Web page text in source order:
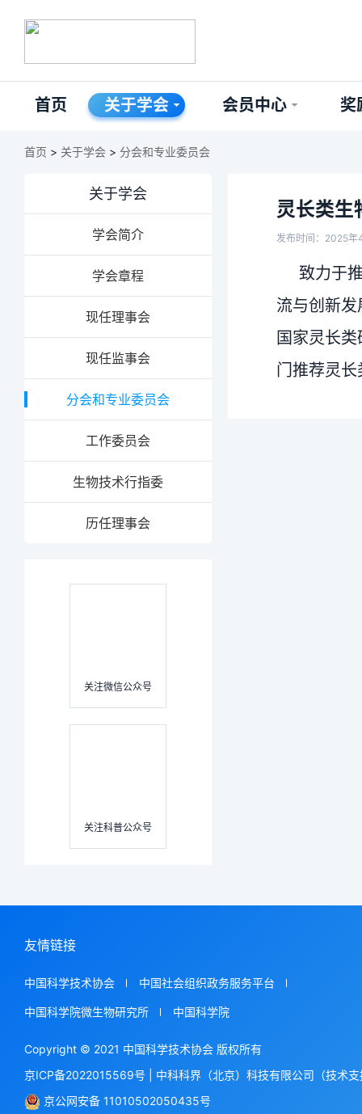
首页 关于学会 会员中心 奖
首页 > 关于学会 > 分会和专业委员会
关于学会
学会简介
学会章程
现任理事会
现任监事会
分会和专业委员会
工作委员会
生物技术行指委
历任理事会
关注微信公众号
关注科普公众号
灵长类生
发布时间：2025年
致力于
流与创新
国家灵长
门推荐灵
友情链接
中国科学技术协会 中国社会组织政务服务平台
中国科学院微生物研究所 中国科学院
Copyright © 2021 中国科学技术协会 版权所有
京ICP备2022015569号
中科科界（北京）科技有限公司（技术
京公网安备 11010502050435号